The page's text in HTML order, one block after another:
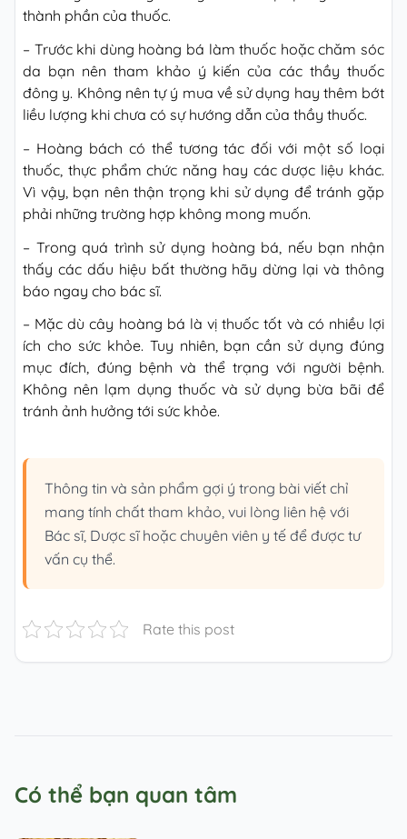
thành phần của thuốc.
– Trước khi dùng hoàng bá làm thuốc hoặc chăm sóc
da bạn nên tham khảo ý kiến của các thầy thuốc
đông y. Không nên tự ý mua về sử dụng hay thêm bớt
liều lượng khi chưa có sự hướng dẫn của thầy thuốc.
– Hoàng bách có thể tương tác đối với một số loại
thuốc, thực phẩm chức năng hay các dược liệu khác.
Vì vậy, bạn nên thận trọng khi sử dụng để tránh gặp
phải những trường hợp không mong muốn.
– Trong quá trình sử dụng hoàng bá, nếu bạn nhận
thấy các dấu hiệu bất thường hãy dừng lại và thông
báo ngay cho bác sĩ.
– Mặc dù cây hoàng bá là vị thuốc tốt và có nhiều lợi
ích cho sức khỏe. Tuy nhiên, bạn cần sử dụng đúng
mục đích, đúng bệnh và thể trạng với người bệnh.
Không nên lạm dụng thuốc và sử dụng bừa bãi để
tránh ảnh hưởng tới sức khỏe.
Thông tin và sản phẩm gợi ý trong bài viết chỉ
mang tính chất tham khảo, vui lòng liên hệ với
Bác sĩ, Dược sĩ hoặc chuyên viên y tế để được tư
vấn cụ thể.
Rate this post
Có thể bạn quan tâm